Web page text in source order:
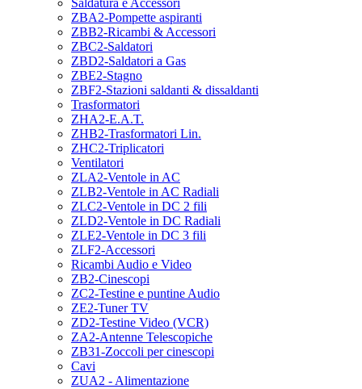
Saldatura e Accessori
ZBA2-Pompette aspiranti
ZBB2-Ricambi & Accessori
ZBC2-Saldatori
ZBD2-Saldatori a Gas
ZBE2-Stagno
ZBF2-Stazioni saldanti & dissaldanti
Trasformatori
ZHA2-E.A.T.
ZHB2-Trasformatori Lin.
ZHC2-Triplicatori
Ventilatori
ZLA2-Ventole in AC
ZLB2-Ventole in AC Radiali
ZLC2-Ventole in DC 2 fili
ZLD2-Ventole in DC Radiali
ZLE2-Ventole in DC 3 fili
ZLF2-Accessori
Ricambi Audio e Video
ZB2-Cinescopi
ZC2-Testine e puntine Audio
ZE2-Tuner TV
ZD2-Testine Video (VCR)
ZA2-Antenne Telescopiche
ZB31-Zoccoli per cinescopi
Cavi
ZUA2 - Alimentazione